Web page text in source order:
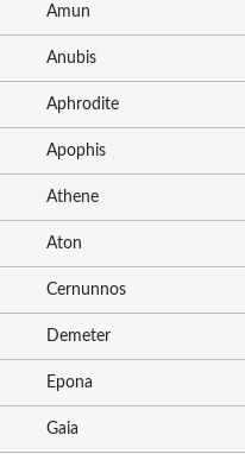
Amun
Anubis
Aphrodite
Apophis
Athene
Aton
Cernunnos
Demeter
Epona
Gaia